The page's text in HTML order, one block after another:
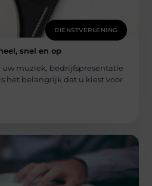
DIENSTVERLENING
snel en op
uw muziek, bedrijfspresentatie
het belangrijk dat u kiest voor